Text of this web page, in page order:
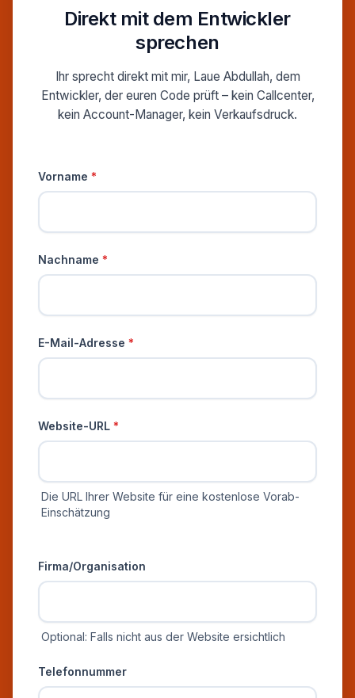
Direkt mit dem Entwickler
sprechen
Ihr sprecht direkt mit mir, Laue Abdullah, dem
Entwickler, der euren Code prüft – kein Callcenter,
kein Account-Manager, kein Verkaufsdruck.
Vorname *
Nachname *
E-Mail-Adresse *
Website-URL *
Die URL Ihrer Website für eine kostenlose Vorab-
Einschätzung
Firma/Organisation
Optional: Falls nicht aus der Website ersichtlich
Telefonnummer